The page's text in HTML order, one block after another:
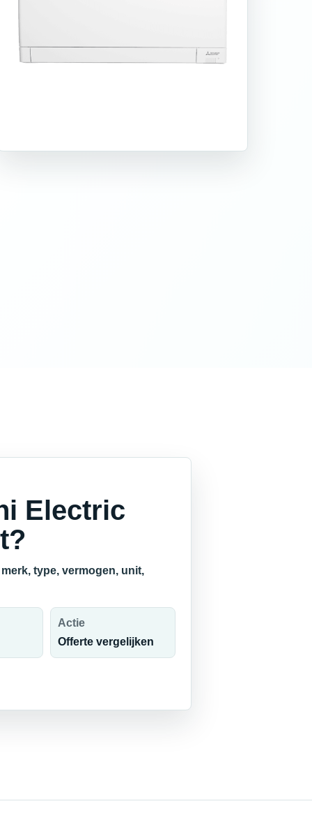
Electric
type, vermogen, unit,
Actie
Offerte vergelijken